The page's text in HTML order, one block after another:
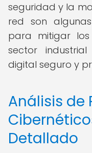
seguridad y la
red son
para mitigar los
sector
digital seguro y
Análisis de
Detallado